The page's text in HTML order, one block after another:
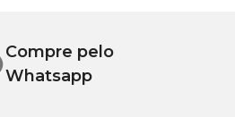
Compre pelo
Whatsapp